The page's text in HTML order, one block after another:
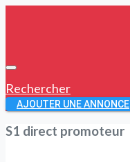
Rechercher
AJOUTER UNE ANNONCE
S1 direct promoteur